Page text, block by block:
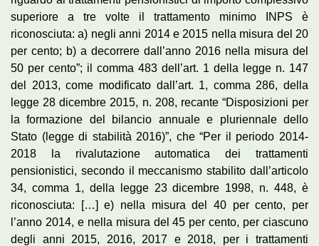
superiore a tre volte il trattamento minimo INPS è
riconosciuta: a) negli anni 2014 e 2015 nella misura del 20
per cento; b) a decorrere dall’anno 2016 nella misura del
50 per cento”; il comma 483 dell’art. 1 della legge n. 147
del 2013, come modificato dall’art. 1, comma 286, della
legge 28 dicembre 2015, n. 208, recante “Disposizioni per
la formazione del bilancio annuale e pluriennale dello
Stato (legge di stabilità 2016)”, che “Per il periodo 2014-
2018 la rivalutazione automatica dei trattamenti
pensionistici, secondo il meccanismo stabilito dall’articolo
34, comma 1, della legge 23 dicembre 1998, n. 448, è
riconosciuta: […] e) nella misura del 40 per cento, per
l’anno 2014, e nella misura del 45 per cento, per ciascuno
degli anni 2015, 2016, 2017 e 2018, per i trattamenti